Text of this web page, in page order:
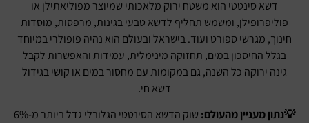
דשא סינטטי הוא משטח ירוק מלאכותי שמיוצר מפוליאתילן או
פוליפרופילן, ומשמש תחליף לדשא טבעי בגינות, מרפסות, מוסדות
חינוך, מגרשי ספורט ועוד. בישראל ובעולם הוא נהיה פופולרי במיוחד
בגלל החיסכון במים, תחזוקה מינימלית, עמידות והאפשרות לקבל
גינה ירוקה כל השנה, גם במקומות עם מחסור במים או קושי בגידול
דשא חי.
💡נתון מעניין מהעולם:
שוק הדשא הסינטטי הגלובלי גדל ביותר מ-6%